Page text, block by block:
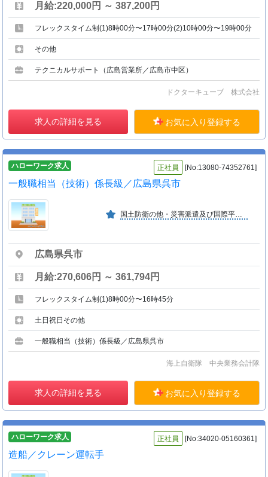
月給:220,000円 ～ 387,200円
フレックスタイム制(1)8時00分〜17時00分(2)10時00分〜19時00分
その他
テクニカルサポート（広島営業所／広島市中区）
ドクターキューブ 株式会社
求人の詳細を見る お気に入り登録する
ハローワーク求人 正社員 [No:13080-74352761]
一般職相当（技術）係長級／広島県呉市
国土防衛の他・災害派遣及び国際平和協力活動を行う。
広島県呉市
月給:270,606円 ～ 361,794円
フレックスタイム制(1)8時00分〜16時45分
土日祝日その他
一般職相当（技術）係長級／広島県呉市
海上自衛隊 中央業務会計隊
求人の詳細を見る お気に入り登録する
ハローワーク求人 正社員 [No:34020-05160361]
造船／クレーン運転手